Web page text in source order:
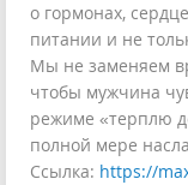
о гормонах,
питании и не
Мы не заменяем
чтобы мужчина
режиме «терплю
полной мере
Ссылка: https://